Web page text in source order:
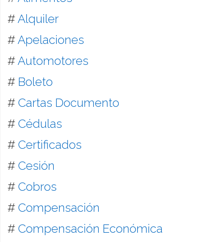
#Alquiler
#Apelaciones
#Automotores
# Boleto
# Cartas Documento
# Cédulas
# Certificados
# Cesión
# Cobros
# Compensación
# Compensación Económica